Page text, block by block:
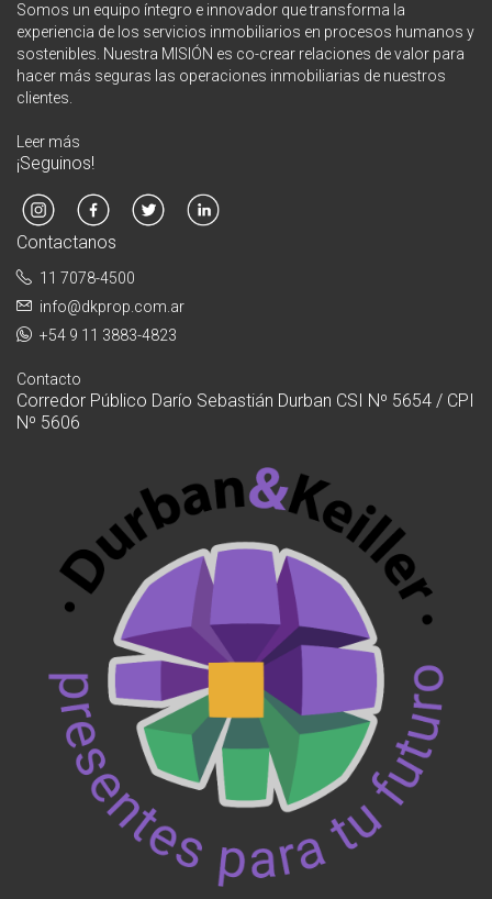
Somos un equipo íntegro e innovador que transforma la
experiencia de los servicios inmobiliarios en procesos humanos y
sostenibles. Nuestra MISIÓN es co-crear relaciones de valor para
hacer más seguras las operaciones inmobiliarias de nuestros
clientes.
Leer más
¡Seguinos!
Contactanos
11 7078-4500
info@dkprop.com.ar
+54 9 11 3883-4823
Contacto
Corredor Público Darío Sebastián Durban CSI Nº 5654 / CPI
Nº 5606